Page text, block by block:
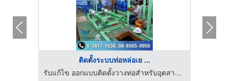
ติดตั้งระบบท่อหล่อเย ...
รับแก้ไข ออกแบบติดตั้งวางท่อสำหรับอุตสาหกรรม วีวีพี โปรเซอวิสเซส